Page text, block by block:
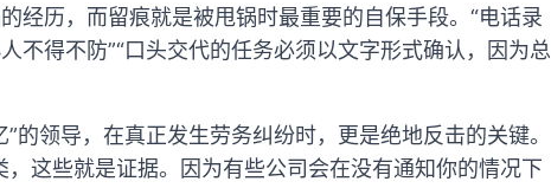
经历，而留痕就是被甩锅时最重要的自保手段。“电话录
不得不防”“口头交代的任务必须以文字形式确认，因为总
的领导，在真正发生劳务纠纷时，更是绝地反击的关键。
这些就是证据。因为有些公司会在没有通知你的情况下